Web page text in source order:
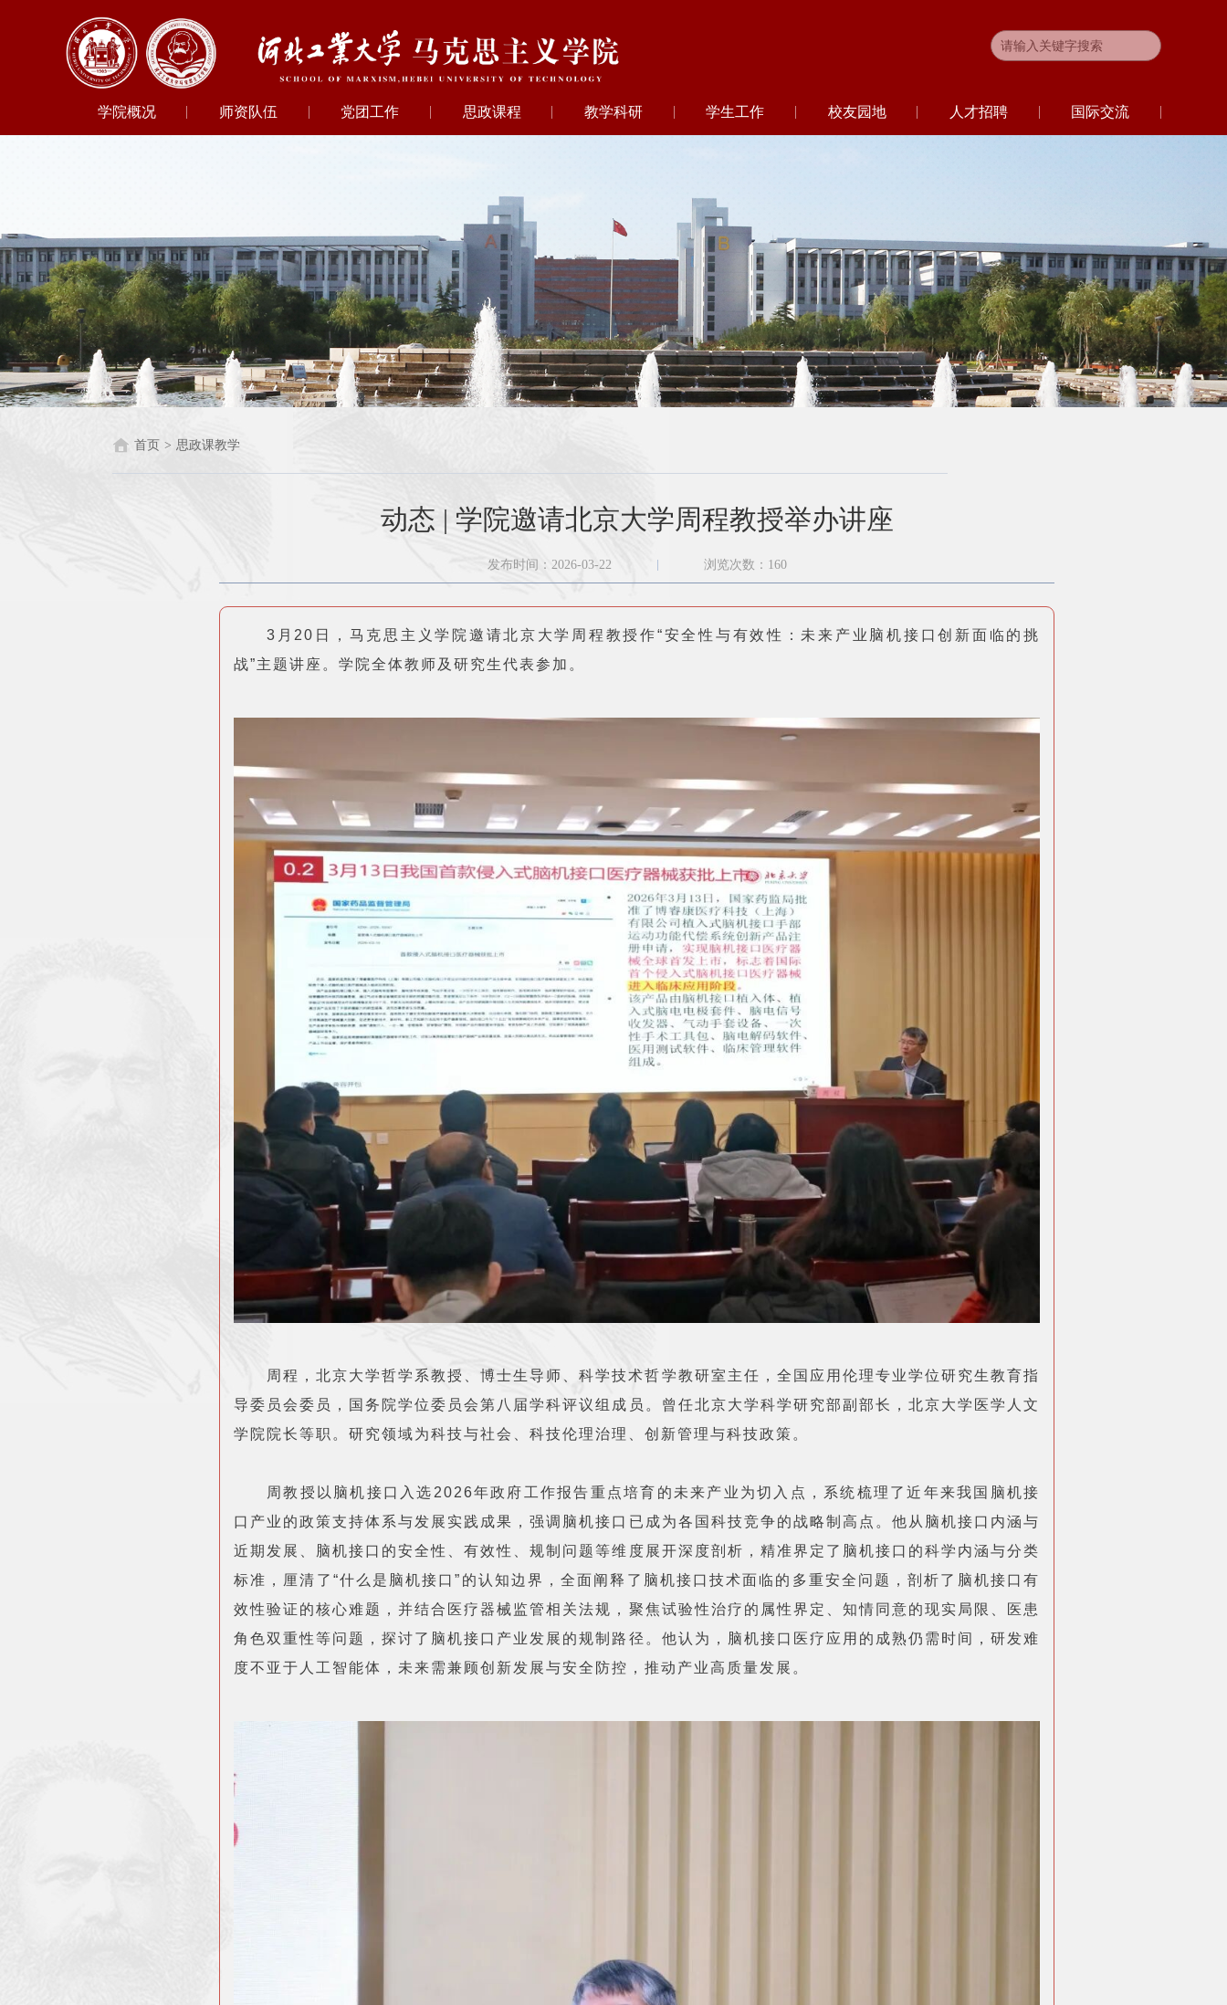
学院概况 师资队伍 党团工作 思政课程 教学科研 学生工作 校友园地 人才招聘 国际交流
首页 > 思政课教学
动态 | 学院邀请北京大学周程教授举办讲座
发布时间：2026-03-22 浏览次数： 160
3月20日，马克思主义学院邀请北京大学周程教授作“安全性与有效性：未来产业脑机接口创新面临的挑
战”主题讲座。学院全体教师及研究生代表参加。
周程，北京大学哲学系教授、博士生导师、科学技术哲学教研室主任，全国应用伦理专业学位研究生教育指
导委员会委员，国务院学位委员会第八届学科评议组成员。曾任北京大学科学研究部副部长，北京大学医学人文
学院院长等职。研究领域为科技与社会、科技伦理治理、创新管理与科技政策。
周教授以脑机接口入选2026年政府工作报告重点培育的未来产业为切入点，系统梳理了近年来我国脑机接
口产业的政策支持体系与发展实践成果，强调脑机接口已成为各国科技竞争的战略制高点。他从脑机接口内涵与
近期发展、脑机接口的安全性、有效性、规制问题等维度展开深度剖析，精准界定了脑机接口的科学内涵与分类
标准，厘清了“什么是脑机接口”的认知边界，全面阐释了脑机接口技术面临的多重安全问题，剖析了脑机接口有
效性验证的核心难题，并结合医疗器械监管相关法规，聚焦试验性治疗的属性界定、知情同意的现实局限、医患
角色双重性等问题，探讨了脑机接口产业发展的规制路径。他认为，脑机接口医疗应用的成熟仍需时间，研发难
度不亚于人工智能体，未来需兼顾创新发展与安全防控，推动产业高质量发展。